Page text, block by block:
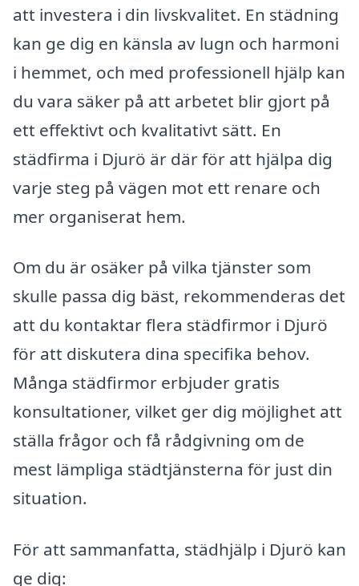
att investera i din livskvalitet. En städning
kan ge dig en känsla av lugn och harmoni
i hemmet, och med professionell hjälp kan
du vara säker på att arbetet blir gjort på
ett effektivt och kvalitativt sätt. En
städfirma i Djurö är där för att hjälpa dig
varje steg på vägen mot ett renare och
mer organiserat hem.
Om du är osäker på vilka tjänster som
skulle passa dig bäst, rekommenderas det
att du kontaktar flera städfirmor i Djurö
för att diskutera dina specifika behov.
Många städfirmor erbjuder gratis
konsultationer, vilket ger dig möjlighet att
ställa frågor och få rådgivning om de
mest lämpliga städtjänsterna för just din
situation.
För att sammanfatta, städhjälp i Djurö kan
ge dig: